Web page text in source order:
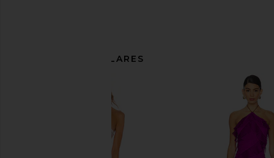
ARTÍCULOS SIMILARES